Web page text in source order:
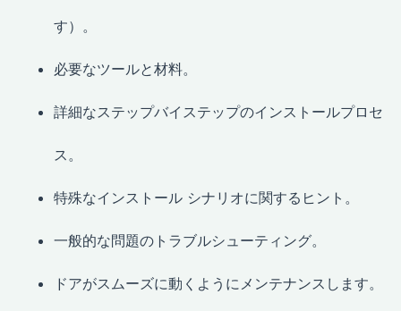
す）。
必要なツールと材料。
詳細なステップバイステップのインストールプロセ
ス。
特殊なインストール シナリオに関するヒント。
一般的な問題のトラブルシューティング。
ドアがスムーズに動くようにメンテナンスします。